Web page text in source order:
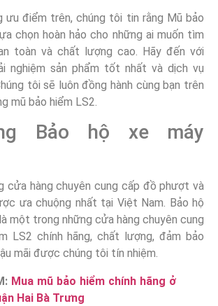
ưu điểm trên, chúng tôi tin rằng Mũ bảo
chọn hoàn hảo cho những ai muốn tìm
toàn và chất lượng cao. Hãy đến với
nghiệm sản phẩm tốt nhất và dịch vụ
tôi sẽ luôn đồng hành cùng bạn trên
mũ bảo hiểm LS2.
Bảo hộ xe máy
cửa hàng chuyên cung cấp đồ phượt và
ưa chuộng nhất tại Việt Nam. Bảo hộ
một trong những cửa hàng chuyên cung
LS2 chính hãng, chất lượng, đảm bảo
mãi được chúng tôi tín nhiệm.
Mua mũ bảo hiểm chính hãng ở
Hai Bà Trưng